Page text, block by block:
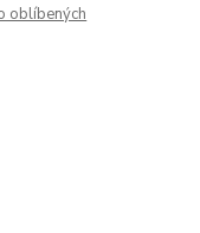
oblíbených